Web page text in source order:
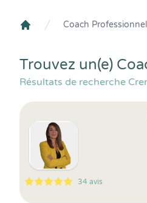
Coach Professionnel
Trouvez un(e)
Résultats de recherche
5
1
5
34 34 avis